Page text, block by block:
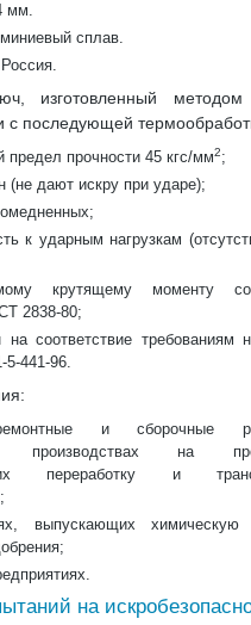
мм.
сплав.
изготовленный
с последующей
предел прочности 45 кгс/мм2;
(не дают искру при ударе);
к ударным нагрузкам
крутящему моменту
2838-80;
на соответствие требованиям
5-441-96.
и сборочные
производствах на
переработку и
выпускающих химическую
на